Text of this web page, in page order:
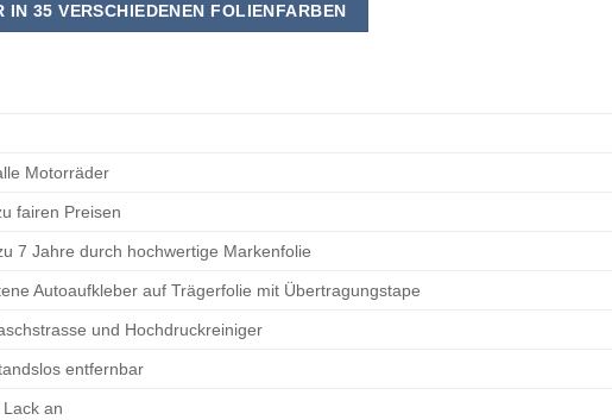
IN 35 VERSCHIEDENEN FOLIENFARBEN
Motorräder
fairen Preisen
7 Jahre durch hochwertige Markenfolie
Autoaufkleber auf Trägerfolie mit Übertragungstape
und Hochdruckreiniger
entfernbar
an